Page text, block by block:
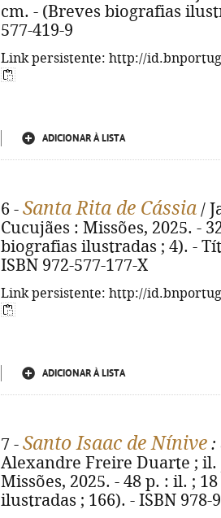
cm. - (Breves biografias
577-419-9
Link persistente: http://
ADICIONAR À LISTA
6 - Santa Rita de Cássia /
Cucujães : Missões, 2025. -
biografias ilustradas ; 4). -
ISBN 972-577-177-X
Link persistente: http://
ADICIONAR À LISTA
7 - Santo Isaac de Nínive :
Alexandre Freire Duarte ; il.
Missões, 2025. - 48 p. : il. ;
ilustradas ; 166). - ISBN 978-